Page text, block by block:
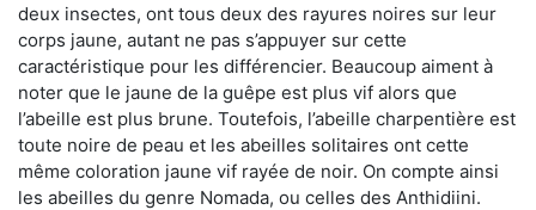
deux insectes, ont tous deux des rayures noires sur leur
corps jaune, autant ne pas s’appuyer sur cette
caractéristique pour les différencier. Beaucoup aiment à
noter que le jaune de la guêpe est plus vif alors que
l’abeille est plus brune. Toutefois, l’abeille charpentière est
toute noire de peau et les abeilles solitaires ont cette
même coloration jaune vif rayée de noir. On compte ainsi
les abeilles du genre Nomada, ou celles des Anthidiini.